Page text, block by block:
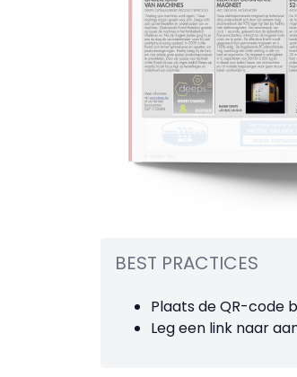
BEST PRACTICES
Plaats de QR-code
Leg een link naar